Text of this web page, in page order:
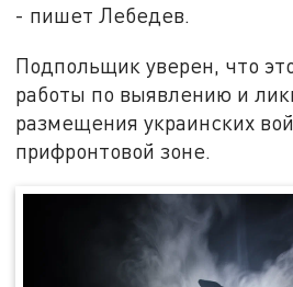
- пишет Лебедев.
Подпольщик уверен, что
работы по выявлению и
размещения украинских
прифронтовой зоне.